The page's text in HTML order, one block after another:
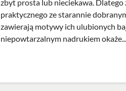
zbyt prosta lub nieciekawa.
praktycznego ze starannie
zawierają motywy ich ulubionych
niepowtarzalnym nadrukiem okaże...